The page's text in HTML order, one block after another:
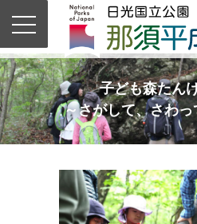
子ども森たん
～さがして、さわ